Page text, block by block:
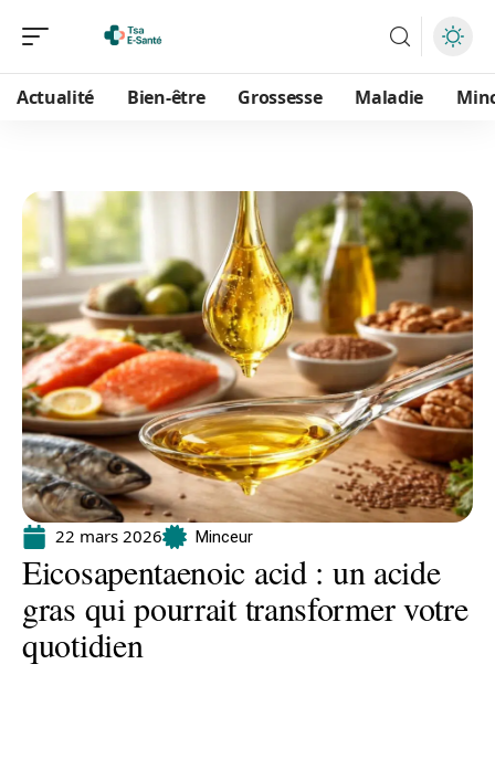
Actualité Bien-être Grossesse Maladie
22 mars 2026 Minceur
Eicosapentaenoic acid : un acide
gras qui pourrait transformer votre
quotidien